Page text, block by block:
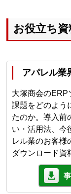
お役立ち
アパレル業
大塚商会のERP
課題をどのよう
たのか。導入前
い・活用法、今
レル業のお客様
ダウンロード資